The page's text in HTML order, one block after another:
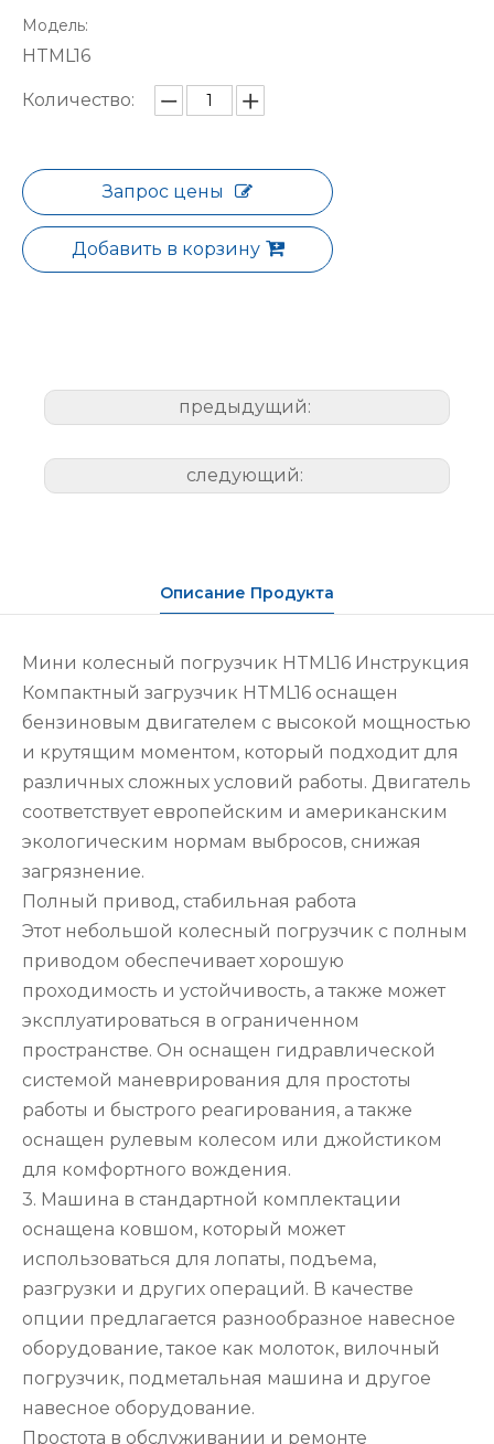
Модель:
HTML16
Количество:
Запрос цены
Добавить в корзину
предыдущий:
следующий:
Описание Продукта
Мини колесный погрузчик HTML16 Инструкция
Компактный загрузчик HTML16 оснащен
бензиновым двигателем с высокой мощностью
и крутящим моментом, который подходит для
различных сложных условий работы. Двигатель
соответствует европейским и американским
экологическим нормам выбросов, снижая
загрязнение.
Полный привод, стабильная работа
Этот небольшой колесный погрузчик с полным
приводом обеспечивает хорошую
проходимость и устойчивость, а также может
эксплуатироваться в ограниченном
пространстве. Он оснащен гидравлической
системой маневрирования для простоты
работы и быстрого реагирования, а также
оснащен рулевым колесом или джойстиком
для комфортного вождения.
3. Машина в стандартной комплектации
оснащена ковшом, который может
использоваться для лопаты, подъема,
разгрузки и других операций. В качестве
опции предлагается разнообразное навесное
оборудование, такое как молоток, вилочный
погрузчик, подметальная машина и другое
навесное оборудование.
Простота в обслуживании и ремонте